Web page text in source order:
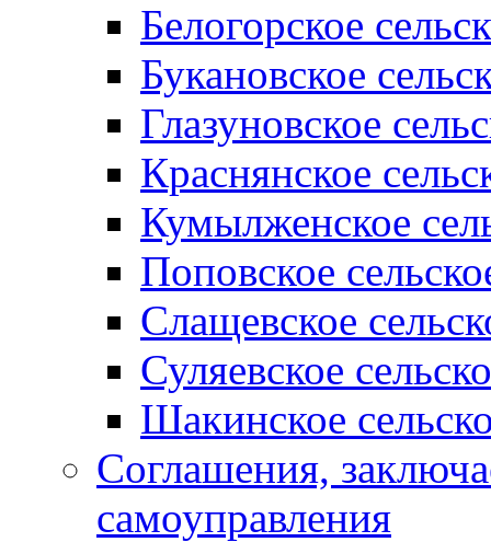
Белогорское
Букановское
Глазуновское
Краснянское
Кумылженское
Поповское
Слащевское
Суляевское
Шакинское
Соглашения,
самоуправления